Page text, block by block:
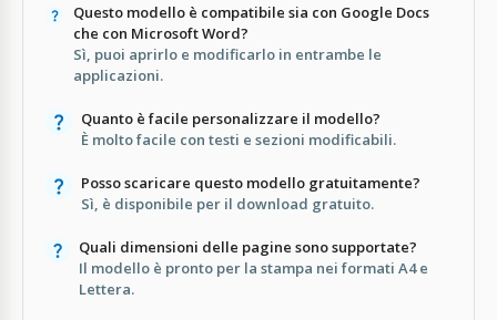
Questo modello è compatibile sia con Google Docs
che con Microsoft Word?
Sì, puoi aprirlo e modificarlo in entrambe le
applicazioni.
Quanto è facile personalizzare il modello?
È molto facile con testi e sezioni modificabili.
Posso scaricare questo modello gratuitamente?
Sì, è disponibile per il download gratuito.
Quali dimensioni delle pagine sono supportate?
Il modello è pronto per la stampa nei formati A4 e
Lettera.